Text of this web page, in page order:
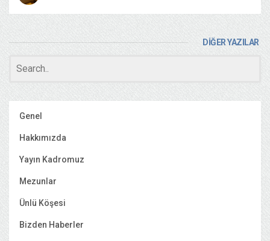
DİĞER YAZILAR
Genel
Hakkımızda
Yayın Kadromuz
Mezunlar
Ünlü Köşesi
Bizden Haberler